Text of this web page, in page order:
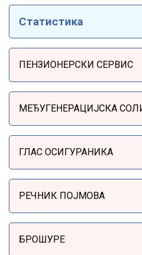
Статистика
ПЕНЗИОНЕРСКИ СЕРВИС
МЕЂУГЕНЕРАЦИЈСКА
ГЛАС ОСИГУРАНИКА
РЕЧНИК ПОЈМОВА
БРОШУРЕ